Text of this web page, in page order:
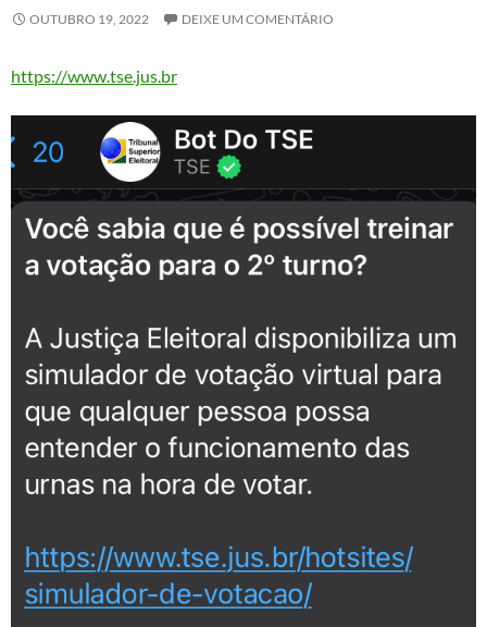
OUTUBRO 19, 2022 DEIXE UM COMENTÁRIO
https://www.tse.jus.br